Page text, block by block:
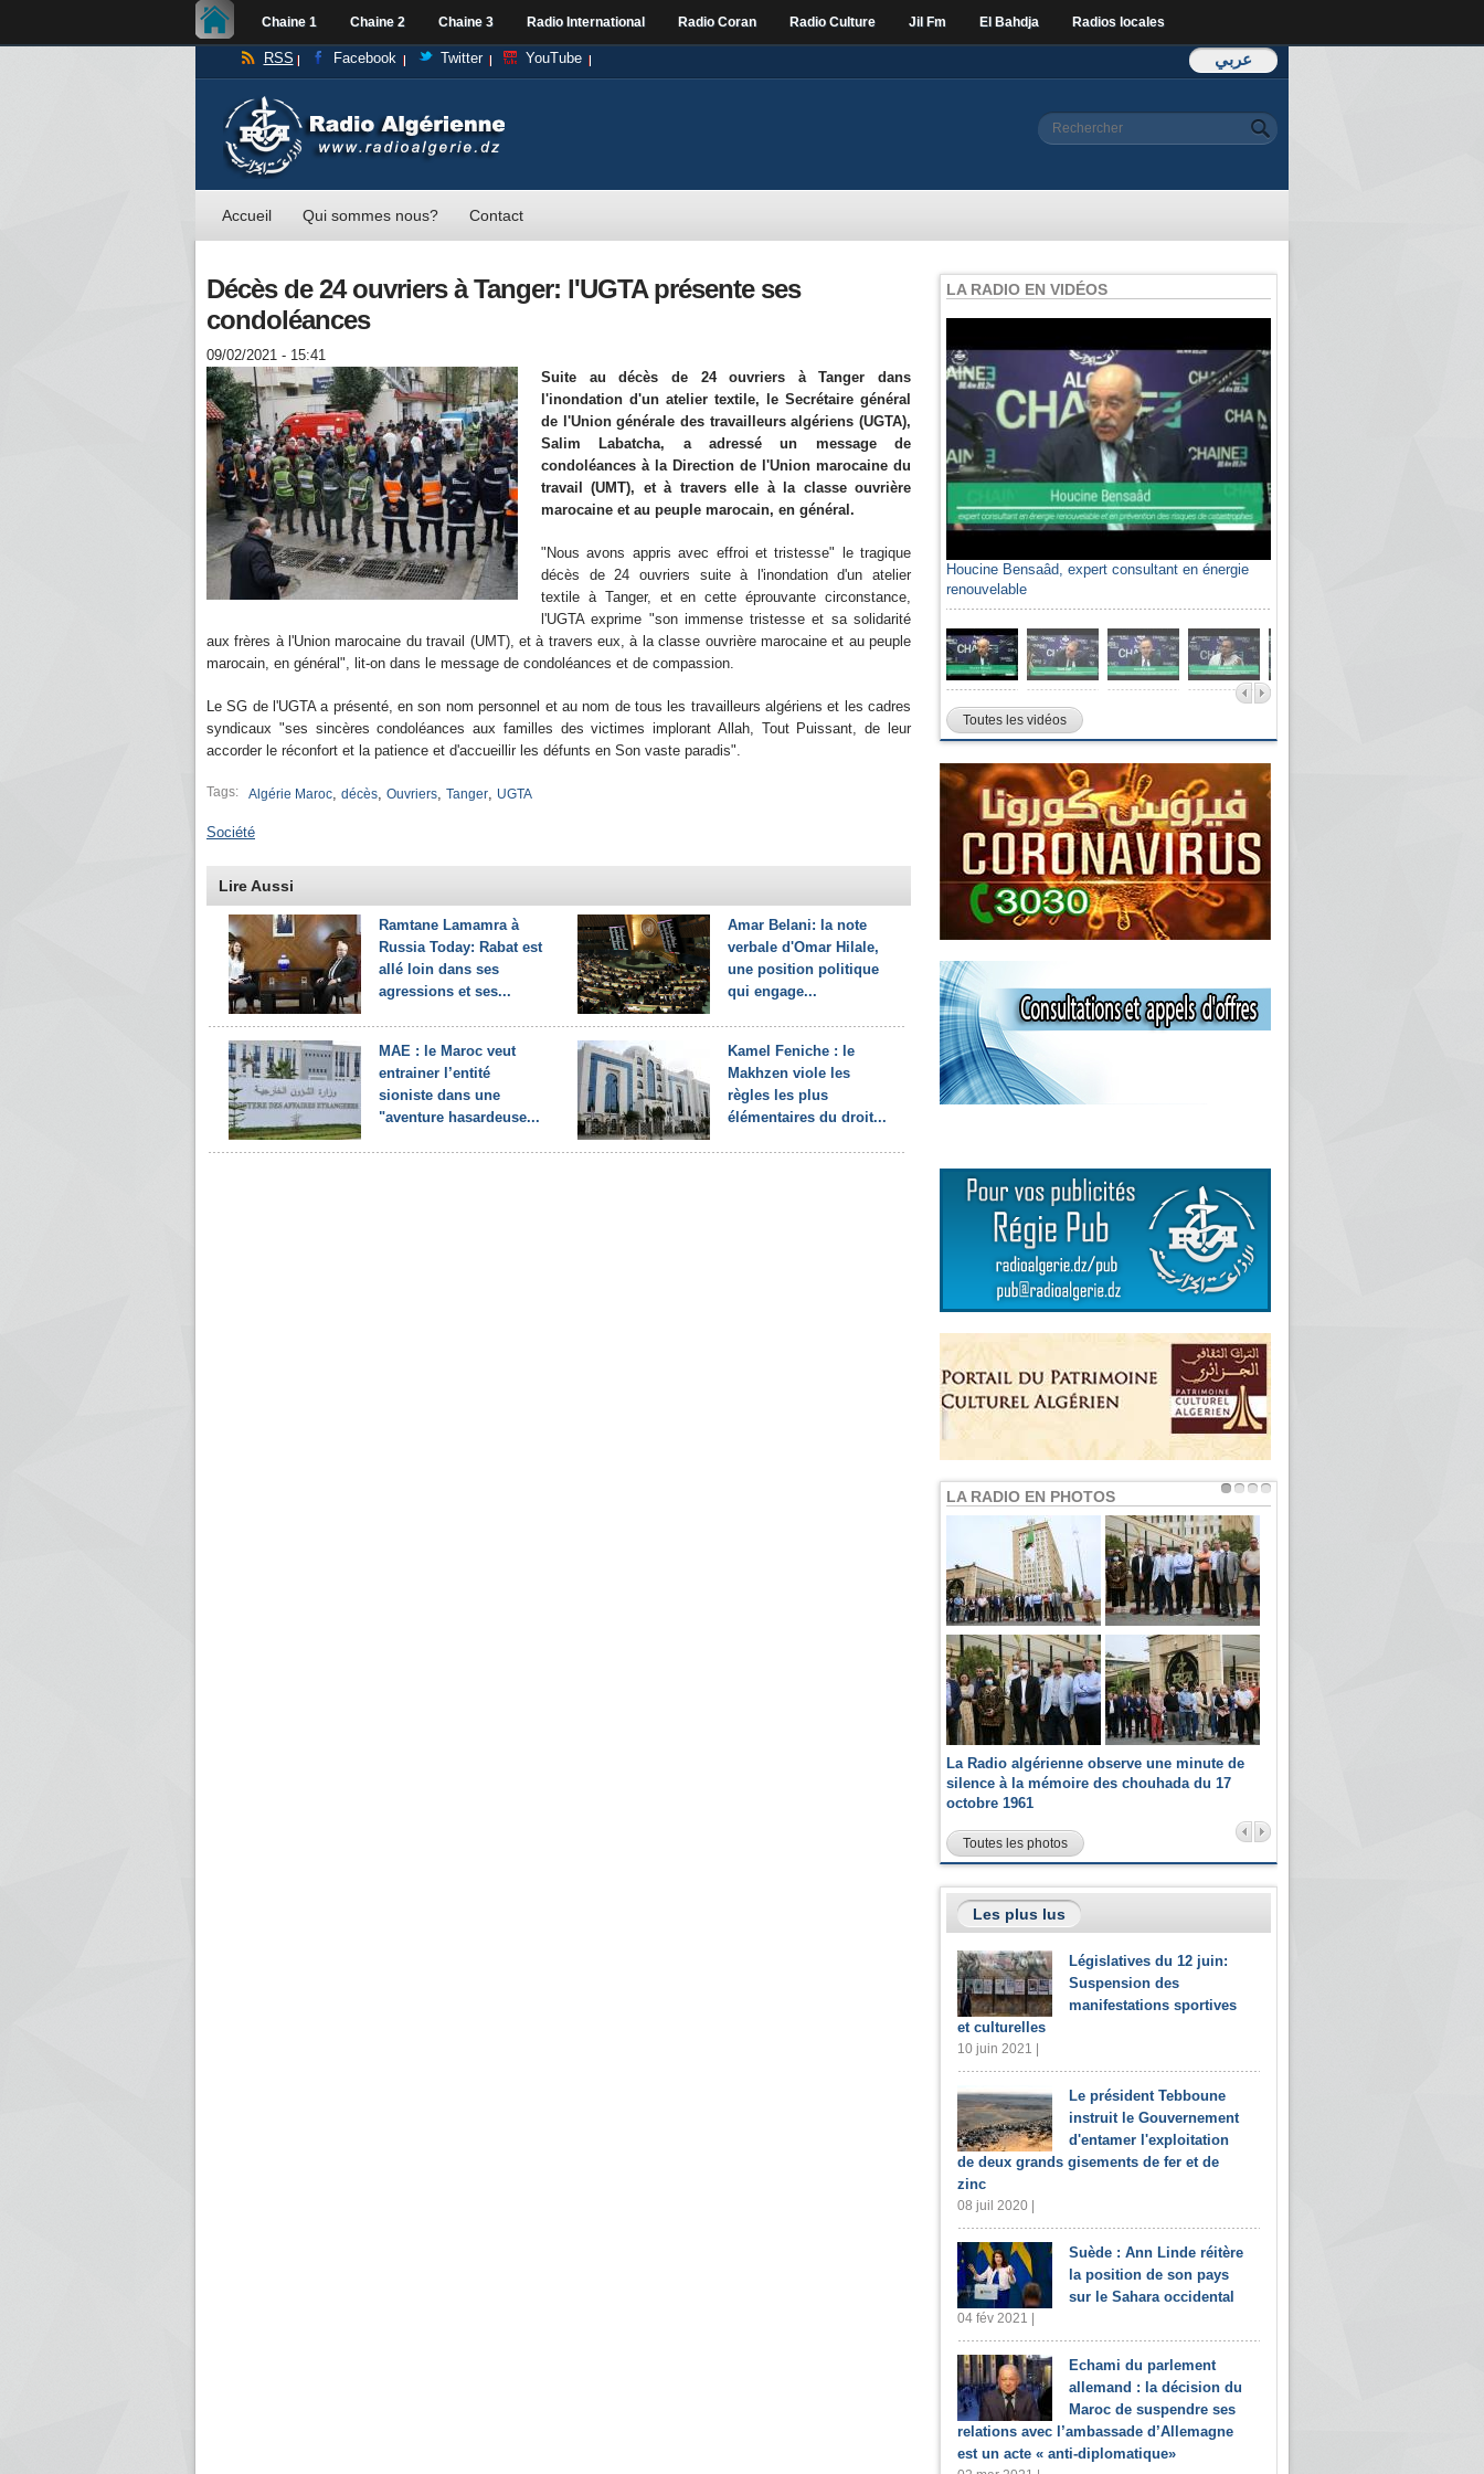
Chaine 1 Chaine 2 Chaine 3 Radio International Radio Coran Radio Culture Jil Fm El Bahdja Radios locales
عربي RSS Facebook Twitter YouTube
Formulaire de
Rechercher
Accueil Qui sommes nous? Contact
Décès de 24 ouvriers à Tanger: l'UGTA présente ses
condoléances
09/02/2021 - 15:41
Suite au décès de 24 ouvriers à Tanger dans
l'inondation d'un atelier textile, le Secrétaire général
de l'Union générale des travailleurs algériens (UGTA),
Salim Labatcha, a adressé un message de
condoléances à la Direction de l'Union marocaine du
travail (UMT), et à travers elle à la classe ouvrière
marocaine et au peuple marocain, en général.
"Nous avons appris avec effroi et tristesse" le tragique
décès de 24 ouvriers suite à l'inondation d'un atelier
textile à Tanger, et en cette éprouvante circonstance,
l'UGTA exprime "son immense tristesse et sa solidarité
aux frères à l'Union marocaine du travail (UMT), et à travers eux, à la classe ouvrière marocaine et au peuple
marocain, en général", lit-on dans le message de condoléances et de compassion.
Le SG de l'UGTA a présenté, en son nom personnel et au nom de tous les travailleurs algériens et les cadres
syndicaux "ses sincères condoléances aux familles des victimes implorant Allah, Tout Puissant, de leur
accorder le réconfort et la patience et d'accueillir les défunts en Son vaste paradis".
Tags: Algérie Maroc, décès, Ouvriers, Tanger, UGTA
Société
Lire Aussi
Ramtane Lamamra à
Russia Today: Rabat est
allé loin dans ses
agressions et ses...
Amar Belani: la note
verbale d'Omar Hilale,
une position politique
qui engage...
MAE : le Maroc veut
entrainer l’entité
sioniste dans une
"aventure hasardeuse...
Kamel Feniche : le
Makhzen viole les
règles les plus
élémentaires du droit...
LA RADIO EN VIDÉOS
Houcine Bensaâd, expert consultant en énergie
renouvelable
Toutes les vidéos
LA RADIO EN PHOTOS
La Radio algérienne observe une minute de
silence à la mémoire des chouhada du 17
octobre 1961
Toutes les photos
Les plus lus
Législatives du 12 juin:
Suspension des
manifestations sportives
et culturelles
10 juin 2021 |
Le président Tebboune
instruit le Gouvernement
d'entamer l'exploitation
de deux grands gisements de fer et de
zinc
08 juil 2020 |
Suède : Ann Linde réitère
la position de son pays
sur le Sahara occidental
04 fév 2021 |
Echami du parlement
allemand : la décision du
Maroc de suspendre ses
relations avec l’ambassade d’Allemagne
est un acte « anti-diplomatique»